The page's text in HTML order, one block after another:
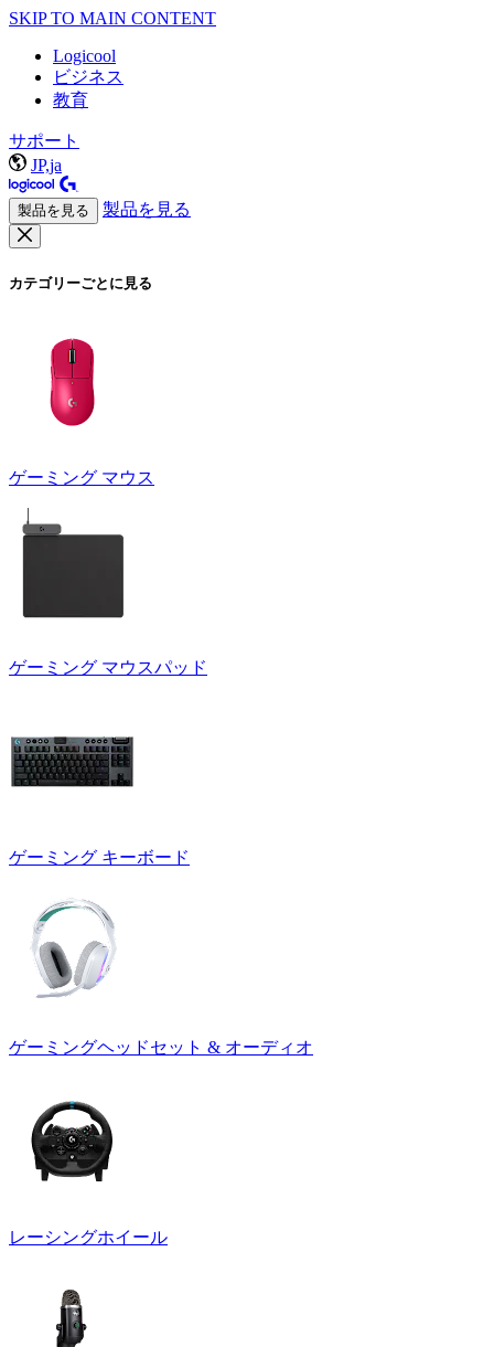
SKIP TO MAIN CONTENT
Logicool
ビジネス
教育
サポート
JP,ja
製品を見る 製品を見る
カテゴリーごとに見る
ゲーミング マウス
ゲーミング マウスパッド
ゲーミング キーボード
ゲーミングヘッドセット & オーディオ
レーシングホイール